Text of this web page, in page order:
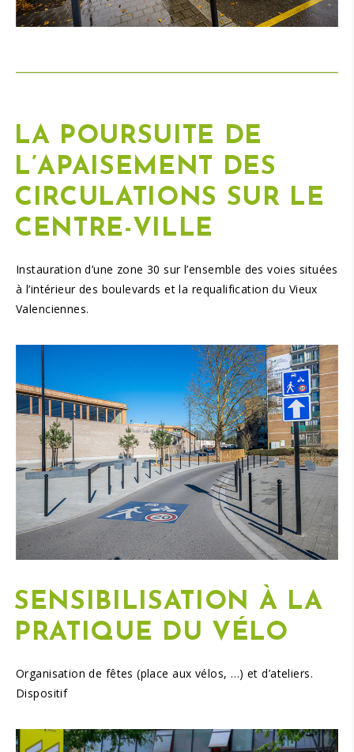
LA POURSUITE DE
L’APAISEMENT DES
CIRCULATIONS SUR LE
CENTRE-VILLE
Instauration d’une zone 30 sur l’ensemble des voies situées
à l’intérieur des boulevards et la requalification du Vieux
Valenciennes.
SENSIBILISATION À LA
PRATIQUE DU VÉLO
Organisation de fêtes (place aux vélos, …) et d’ateliers.
Dispositif